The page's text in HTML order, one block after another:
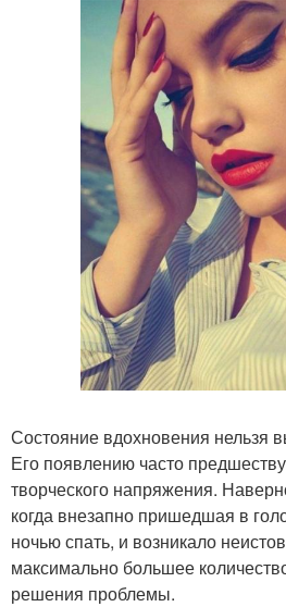
Состояние вдохновения нельзя
Его появлению часто
творческого напряжения.
когда внезапно пришедшая в
ночью спать, и возникало
максимально большее
решения проблемы.